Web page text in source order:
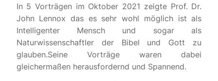
In 5 Vorträgen im Oktober 2021 zeigte Prof. Dr.
John Lennox das es sehr wohl möglich ist als
Intelligenter Mensch und sogar als
Naturwissenschaftler der Bibel und Gott zu
glauben.Seine Vorträge waren dabei
gleichermaßen herausfordernd und Spannend.